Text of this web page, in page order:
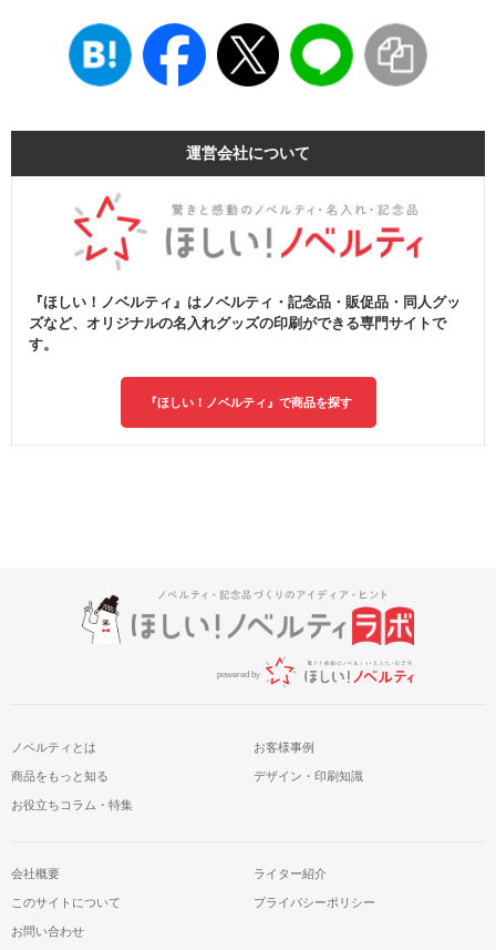
運営会社について
『ほしい！ノベルティ』はノベルティ・記念品・販促品・同人グッ
ズなど、オリジナルの名入れグッズの印刷ができる専門サイトで
す。
『ほしい！ノベルティ』で商品を探す
powered by
ノベルティとは お客様事例
商品をもっと知る デザイン・印刷知識
お役立ちコラム・特集
会社概要 ライター紹介
このサイトについて プライバシーポリシー
お問い合わせ